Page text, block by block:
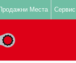
Места Сервис